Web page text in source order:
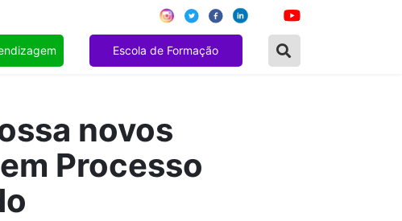
Escola de Formação
novos
Processo